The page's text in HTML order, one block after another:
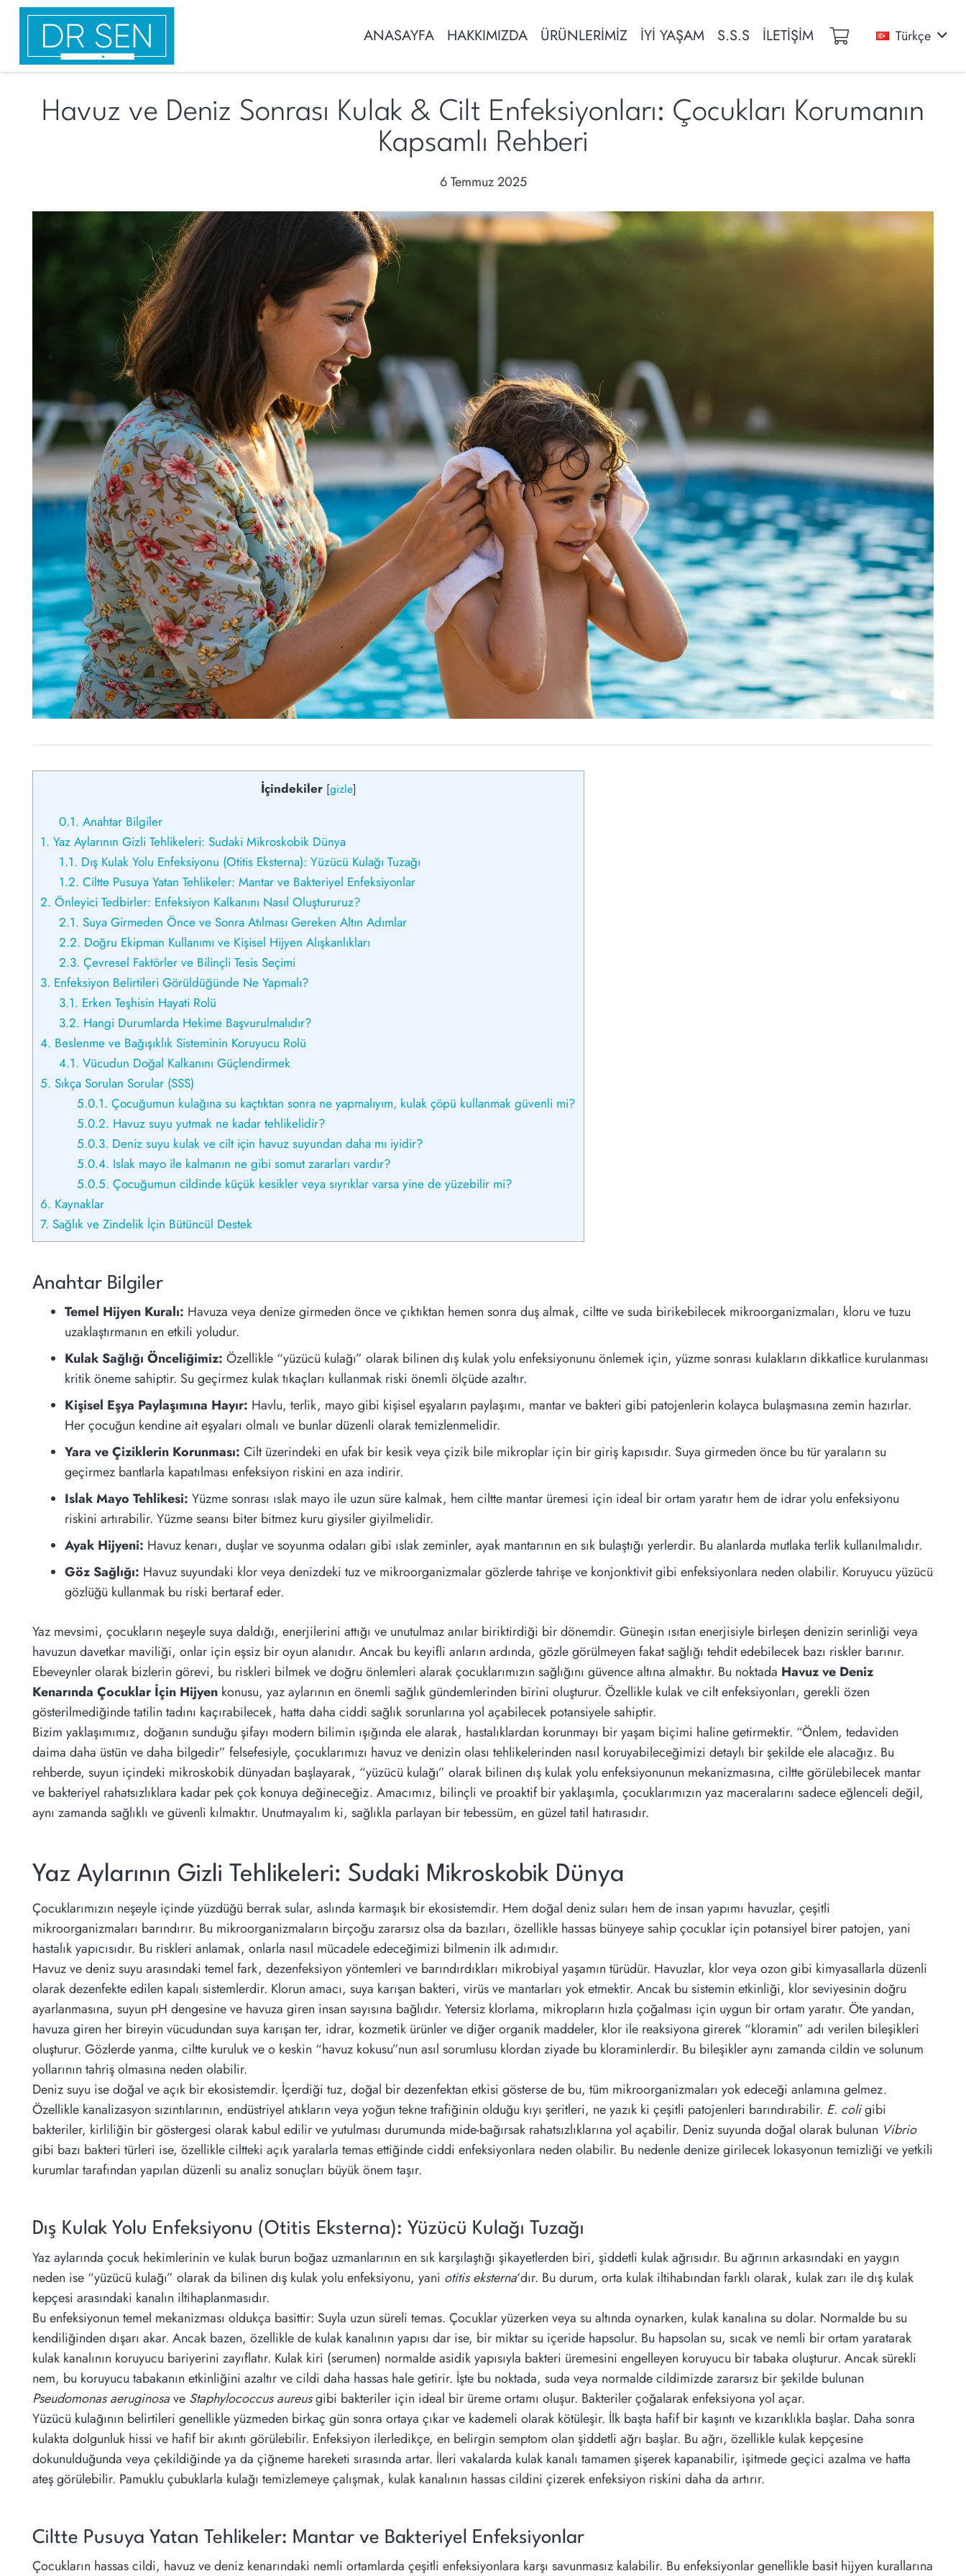
ANASAYFA HAKKIMIZDA ÜRÜNLERİMİZ İYİ YAŞAM S.S.S İLETİŞİM Türkçe
Havuz ve Deniz Sonrası Kulak & Cilt Enfeksiyonları: Çocukları Korumanın
Kapsamlı Rehberi
6 Temmuz 2025
İçindekiler [gizle]
0.1. Anahtar Bilgiler
1. Yaz Aylarının Gizli Tehlikeleri: Sudaki Mikroskobik Dünya
1.1. Dış Kulak Yolu Enfeksiyonu (Otitis Eksterna): Yüzücü Kulağı Tuzağı
1.2. Ciltte Pusuya Yatan Tehlikeler: Mantar ve Bakteriyel Enfeksiyonlar
2. Önleyici Tedbirler: Enfeksiyon Kalkanını Nasıl Oluştururuz?
2.1. Suya Girmeden Önce ve Sonra Atılması Gereken Altın Adımlar
2.2. Doğru Ekipman Kullanımı ve Kişisel Hijyen Alışkanlıkları
2.3. Çevresel Faktörler ve Bilinçli Tesis Seçimi
3. Enfeksiyon Belirtileri Görüldüğünde Ne Yapmalı?
3.1. Erken Teşhisin Hayati Rolü
3.2. Hangi Durumlarda Hekime Başvurulmalıdır?
4. Beslenme ve Bağışıklık Sisteminin Koruyucu Rolü
4.1. Vücudun Doğal Kalkanını Güçlendirmek
5. Sıkça Sorulan Sorular (SSS)
5.0.1. Çocuğumun kulağına su kaçtıktan sonra ne yapmalıyım, kulak çöpü kullanmak güvenli mi?
5.0.2. Havuz suyu yutmak ne kadar tehlikelidir?
5.0.3. Deniz suyu kulak ve cilt için havuz suyundan daha mı iyidir?
5.0.4. Islak mayo ile kalmanın ne gibi somut zararları vardır?
5.0.5. Çocuğumun cildinde küçük kesikler veya sıyrıklar varsa yine de yüzebilir mi?
6. Kaynaklar
7. Sağlık ve Zindelik İçin Bütüncül Destek
Anahtar Bilgiler
Temel Hijyen Kuralı: Havuza veya denize girmeden önce ve çıktıktan hemen sonra duş almak, ciltte ve suda birikebilecek mikroorganizmaları, kloru ve tuzu
uzaklaştırmanın en etkili yoludur.
Kulak Sağlığı Önceliğimiz: Özellikle “yüzücü kulağı” olarak bilinen dış kulak yolu enfeksiyonunu önlemek için, yüzme sonrası kulakların dikkatlice kurulanması
kritik öneme sahiptir. Su geçirmez kulak tıkaçları kullanmak riski önemli ölçüde azaltır.
Kişisel Eşya Paylaşımına Hayır: Havlu, terlik, mayo gibi kişisel eşyaların paylaşımı, mantar ve bakteri gibi patojenlerin kolayca bulaşmasına zemin hazırlar.
Her çocuğun kendine ait eşyaları olmalı ve bunlar düzenli olarak temizlenmelidir.
Yara ve Çiziklerin Korunması: Cilt üzerindeki en ufak bir kesik veya çizik bile mikroplar için bir giriş kapısıdır. Suya girmeden önce bu tür yaraların su
geçirmez bantlarla kapatılması enfeksiyon riskini en aza indirir.
Islak Mayo Tehlikesi: Yüzme sonrası ıslak mayo ile uzun süre kalmak, hem ciltte mantar üremesi için ideal bir ortam yaratır hem de idrar yolu enfeksiyonu
riskini artırabilir. Yüzme seansı biter bitmez kuru giysiler giyilmelidir.
Ayak Hijyeni: Havuz kenarı, duşlar ve soyunma odaları gibi ıslak zeminler, ayak mantarının en sık bulaştığı yerlerdir. Bu alanlarda mutlaka terlik kullanılmalıdır.
Göz Sağlığı: Havuz suyundaki klor veya denizdeki tuz ve mikroorganizmalar gözlerde tahrişe ve konjonktivit gibi enfeksiyonlara neden olabilir. Koruyucu yüzücü
gözlüğü kullanmak bu riski bertaraf eder.
Yaz mevsimi, çocukların neşeyle suya daldığı, enerjilerini attığı ve unutulmaz anılar biriktirdiği bir dönemdir. Güneşin ısıtan enerjisiyle birleşen denizin serinliği veya
havuzun davetkar maviliği, onlar için eşsiz bir oyun alanıdır. Ancak bu keyifli anların ardında, gözle görülmeyen fakat sağlığı tehdit edebilecek bazı riskler barınır.
Ebeveynler olarak bizlerin görevi, bu riskleri bilmek ve doğru önlemleri alarak çocuklarımızın sağlığını güvence altına almaktır. Bu noktada Havuz ve Deniz
Kenarında Çocuklar İçin Hijyen konusu, yaz aylarının en önemli sağlık gündemlerinden birini oluşturur. Özellikle kulak ve cilt enfeksiyonları, gerekli özen
gösterilmediğinde tatilin tadını kaçırabilecek, hatta daha ciddi sağlık sorunlarına yol açabilecek potansiyele sahiptir.
Bizim yaklaşımımız, doğanın sunduğu şifayı modern bilimin ışığında ele alarak, hastalıklardan korunmayı bir yaşam biçimi haline getirmektir. “Önlem, tedaviden
daima daha üstün ve daha bilgedir” felsefesiyle, çocuklarımızı havuz ve denizin olası tehlikelerinden nasıl koruyabileceğimizi detaylı bir şekilde ele alacağız. Bu
rehberde, suyun içindeki mikroskobik dünyadan başlayarak, “yüzücü kulağı” olarak bilinen dış kulak yolu enfeksiyonunun mekanizmasına, ciltte görülebilecek mantar
ve bakteriyel rahatsızlıklara kadar pek çok konuya değineceğiz. Amacımız, bilinçli ve proaktif bir yaklaşımla, çocuklarımızın yaz maceralarını sadece eğlenceli değil,
aynı zamanda sağlıklı ve güvenli kılmaktır. Unutmayalım ki, sağlıkla parlayan bir tebessüm, en güzel tatil hatırasıdır.
Yaz Aylarının Gizli Tehlikeleri: Sudaki Mikroskobik Dünya
Çocuklarımızın neşeyle içinde yüzdüğü berrak sular, aslında karmaşık bir ekosistemdir. Hem doğal deniz suları hem de insan yapımı havuzlar, çeşitli
mikroorganizmaları barındırır. Bu mikroorganizmaların birçoğu zararsız olsa da bazıları, özellikle hassas bünyeye sahip çocuklar için potansiyel birer patojen, yani
hastalık yapıcısıdır. Bu riskleri anlamak, onlarla nasıl mücadele edeceğimizi bilmenin ilk adımıdır.
Havuz ve deniz suyu arasındaki temel fark, dezenfeksiyon yöntemleri ve barındırdıkları mikrobiyal yaşamın türüdür. Havuzlar, klor veya ozon gibi kimyasallarla düzenli
olarak dezenfekte edilen kapalı sistemlerdir. Klorun amacı, suya karışan bakteri, virüs ve mantarları yok etmektir. Ancak bu sistemin etkinliği, klor seviyesinin doğru
ayarlanmasına, suyun pH dengesine ve havuza giren insan sayısına bağlıdır. Yetersiz klorlama, mikropların hızla çoğalması için uygun bir ortam yaratır. Öte yandan,
havuza giren her bireyin vücudundan suya karışan ter, idrar, kozmetik ürünler ve diğer organik maddeler, klor ile reaksiyona girerek “kloramin” adı verilen bileşikleri
oluşturur. Gözlerde yanma, ciltte kuruluk ve o keskin “havuz kokusu”nun asıl sorumlusu klordan ziyade bu kloraminlerdir. Bu bileşikler aynı zamanda cildin ve solunum
yollarının tahriş olmasına neden olabilir.
Deniz suyu ise doğal ve açık bir ekosistemdir. İçerdiği tuz, doğal bir dezenfektan etkisi gösterse de bu, tüm mikroorganizmaları yok edeceği anlamına gelmez.
Özellikle kanalizasyon sızıntılarının, endüstriyel atıkların veya yoğun tekne trafiğinin olduğu kıyı şeritleri, ne yazık ki çeşitli patojenleri barındırabilir. E. coligibi
bakteriler, kirliliğin bir göstergesi olarak kabul edilir ve yutulması durumunda mide-bağırsak rahatsızlıklarına yol açabilir. Deniz suyunda doğal olarak bulunan Vibrio
gibi bazı bakteri türleri ise, özellikle ciltteki açık yaralarla temas ettiğinde ciddi enfeksiyonlara neden olabilir. Bu nedenle denize girilecek lokasyonun temizliği ve yetkili
kurumlar tarafından yapılan düzenli su analiz sonuçları büyük önem taşır.
Dış Kulak Yolu Enfeksiyonu (Otitis Eksterna): Yüzücü Kulağı Tuzağı
Yaz aylarında çocuk hekimlerinin ve kulak burun boğaz uzmanlarının en sık karşılaştığı şikayetlerden biri, şiddetli kulak ağrısıdır. Bu ağrının arkasındaki en yaygın
neden ise “yüzücü kulağı” olarak da bilinen dış kulak yolu enfeksiyonu, yani otitis eksterna‘dır. Bu durum, orta kulak iltihabından farklı olarak, kulak zarı ile dış kulak
kepçesi arasındaki kanalın iltihaplanmasıdır.
Bu enfeksiyonun temel mekanizması oldukça basittir: Suyla uzun süreli temas. Çocuklar yüzerken veya su altında oynarken, kulak kanalına su dolar. Normalde bu su
kendiliğinden dışarı akar. Ancak bazen, özellikle de kulak kanalının yapısı dar ise, bir miktar su içeride hapsolur. Bu hapsolan su, sıcak ve nemli bir ortam yaratarak
kulak kanalının koruyucu bariyerini zayıflatır. Kulak kiri (serumen) normalde asidik yapısıyla bakteri üremesini engelleyen koruyucu bir tabaka oluşturur. Ancak sürekli
nem, bu koruyucu tabakanın etkinliğini azaltır ve cildi daha hassas hale getirir. İşte bu noktada, suda veya normalde cildimizde zararsız bir şekilde bulunan
Pseudomonas aeruginosave Staphylococcus aureusgibi bakteriler için ideal bir üreme ortamı oluşur. Bakteriler çoğalarak enfeksiyona yol açar.
Yüzücü kulağının belirtileri genellikle yüzmeden birkaç gün sonra ortaya çıkar ve kademeli olarak kötüleşir. İlk başta hafif bir kaşıntı ve kızarıklıkla başlar. Daha sonra
kulakta dolgunluk hissi ve hafif bir akıntı görülebilir. Enfeksiyon ilerledikçe, en belirgin semptom olan şiddetli ağrı başlar. Bu ağrı, özellikle kulak kepçesine
dokunulduğunda veya çekildiğinde ya da çiğneme hareketi sırasında artar. İleri vakalarda kulak kanalı tamamen şişerek kapanabilir, işitmede geçici azalma ve hatta
ateş görülebilir. Pamuklu çubuklarla kulağı temizlemeye çalışmak, kulak kanalının hassas cildini çizerek enfeksiyon riskini daha da artırır.
Ciltte Pusuya Yatan Tehlikeler: Mantar ve Bakteriyel Enfeksiyonlar
Çocukların hassas cildi, havuz ve deniz kenarındaki nemli ortamlarda çeşitli enfeksiyonlara karşı savunmasız kalabilir. Bu enfeksiyonlar genellikle basit hijyen kurallarına